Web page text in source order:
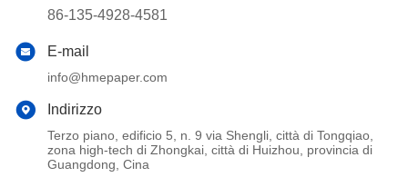
86-135-4928-4581
E-mail
info@hmepaper.com
Indirizzo
Terzo piano, edificio 5, n. 9 via Shengli, città di Tongqiao,
zona high-tech di Zhongkai, città di Huizhou, provincia di
Guangdong, Cina